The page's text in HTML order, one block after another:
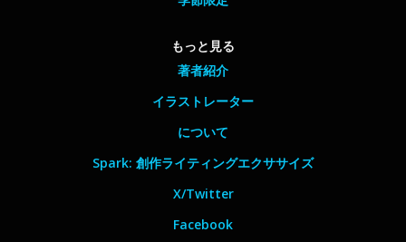
もっと見る
著者紹介
イラストレーター
について
Spark: 創作ライティングエクササイズ
X/Twitter
Facebook